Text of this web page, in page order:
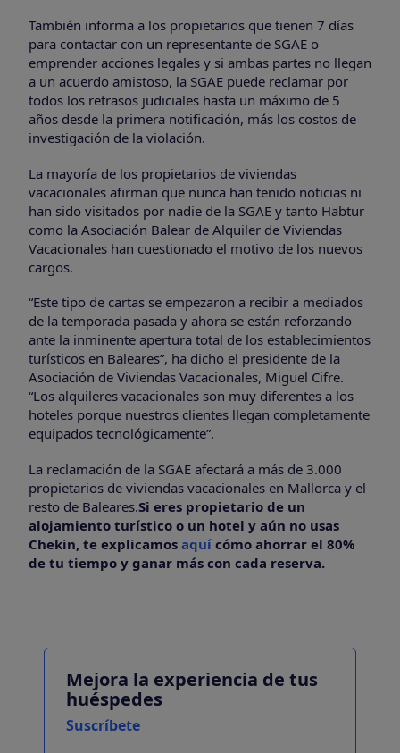
También informa a los propietarios que tienen 7 días
para contactar con un representante de SGAE o
emprender acciones legales y si ambas partes no llegan
a un acuerdo amistoso, la SGAE puede reclamar por
todos los retrasos judiciales hasta un máximo de 5
años desde la primera notificación, más los costos de
investigación de la violación.
La mayoría de los propietarios de viviendas
vacacionales afirman que nunca han tenido noticias ni
han sido visitados por nadie de la SGAE y tanto Habtur
como la Asociación Balear de Alquiler de Viviendas
Vacacionales han cuestionado el motivo de los nuevos
cargos.
“Este tipo de cartas se empezaron a recibir a mediados
de la temporada pasada y ahora se están reforzando
ante la inminente apertura total de los establecimientos
turísticos en Baleares”, ha dicho el presidente de la
Asociación de Viviendas Vacacionales, Miguel Cifre.
“Los alquileres vacacionales son muy diferentes a los
hoteles porque nuestros clientes llegan completamente
equipados tecnológicamente”.
La reclamación de la SGAE afectará a más de 3.000
propietarios de viviendas vacacionales en Mallorca y el
resto de Baleares.Si eres propietario de un
alojamiento turístico o un hotel y aún no usas
Chekin, te explicamos aquí cómo ahorrar el 80%
de tu tiempo y ganar más con cada reserva.
Mejora la experiencia de tus
huéspedes
Suscríbete